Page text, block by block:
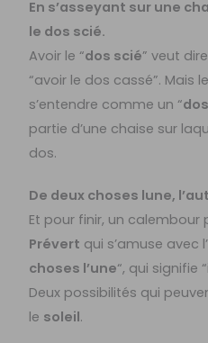
En s’asseyant sur une
le dos scié.
Avoir le “dos scié” veut
“avoir le dos cassé”. Mais
s’entendre comme un “
partie d’une chaise sur
dos.
De deux choses lune,
Et pour finir, un calembour
Prévert qui s’amuse avec
choses l’une“, qui signifie
Deux possibilités qui
le soleil.